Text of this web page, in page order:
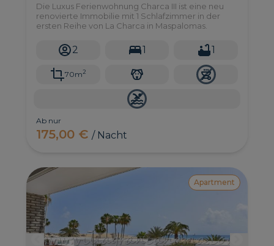
Die Luxus Ferienwohnung Charca III ist eine neu
renovierte Immobilie mit 1 Schlafzimmer in der
ersten Reihe von La Charca in Maspalomas.
2 1 1
70m2
Ab nur
175,00 €/ Nacht
Apartment